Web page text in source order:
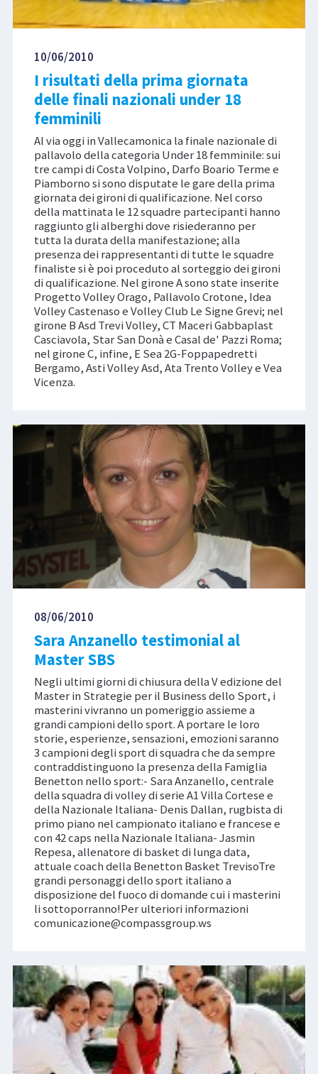
10/06/2010
I risultati della prima giornata
delle finali nazionali under 18
femminili
Al via oggi in Vallecamonica la finale nazionale di
pallavolo della categoria Under 18 femminile: sui
tre campi di Costa Volpino, Darfo Boario Terme e
Piamborno si sono disputate le gare della prima
giornata dei gironi di qualificazione. Nel corso
della mattinata le 12 squadre partecipanti hanno
raggiunto gli alberghi dove risiederanno per
tutta la durata della manifestazione; alla
presenza dei rappresentanti di tutte le squadre
finaliste si è poi proceduto al sorteggio dei gironi
di qualificazione. Nel girone A sono state inserite
Progetto Volley Orago, Pallavolo Crotone, Idea
Volley Castenaso e Volley Club Le Signe Grevi; nel
girone B Asd Trevi Volley, CT Maceri Gabbaplast
Casciavola, Star San Donà e Casal de' Pazzi Roma;
nel girone C, infine, E Sea 2G-Foppapedretti
Bergamo, Asti Volley Asd, Ata Trento Volley e Vea
Vicenza.
08/06/2010
Sara Anzanello testimonial al
Master SBS
Negli ultimi giorni di chiusura della V edizione del
Master in Strategie per il Business dello Sport, i
masterini vivranno un pomeriggio assieme a
grandi campioni dello sport. A portare le loro
storie, esperienze, sensazioni, emozioni saranno
3 campioni degli sport di squadra che da sempre
contraddistinguono la presenza della Famiglia
Benetton nello sport:- Sara Anzanello, centrale
della squadra di volley di serie A1 Villa Cortese e
della Nazionale Italiana- Denis Dallan, rugbista di
primo piano nel campionato italiano e francese e
con 42 caps nella Nazionale Italiana- Jasmin
Repesa, allenatore di basket di lunga data,
attuale coach della Benetton Basket TrevisoTre
grandi personaggi dello sport italiano a
disposizione del fuoco di domande cui i masterini
li sottoporranno!Per ulteriori informazioni
comunicazione@compassgroup.ws